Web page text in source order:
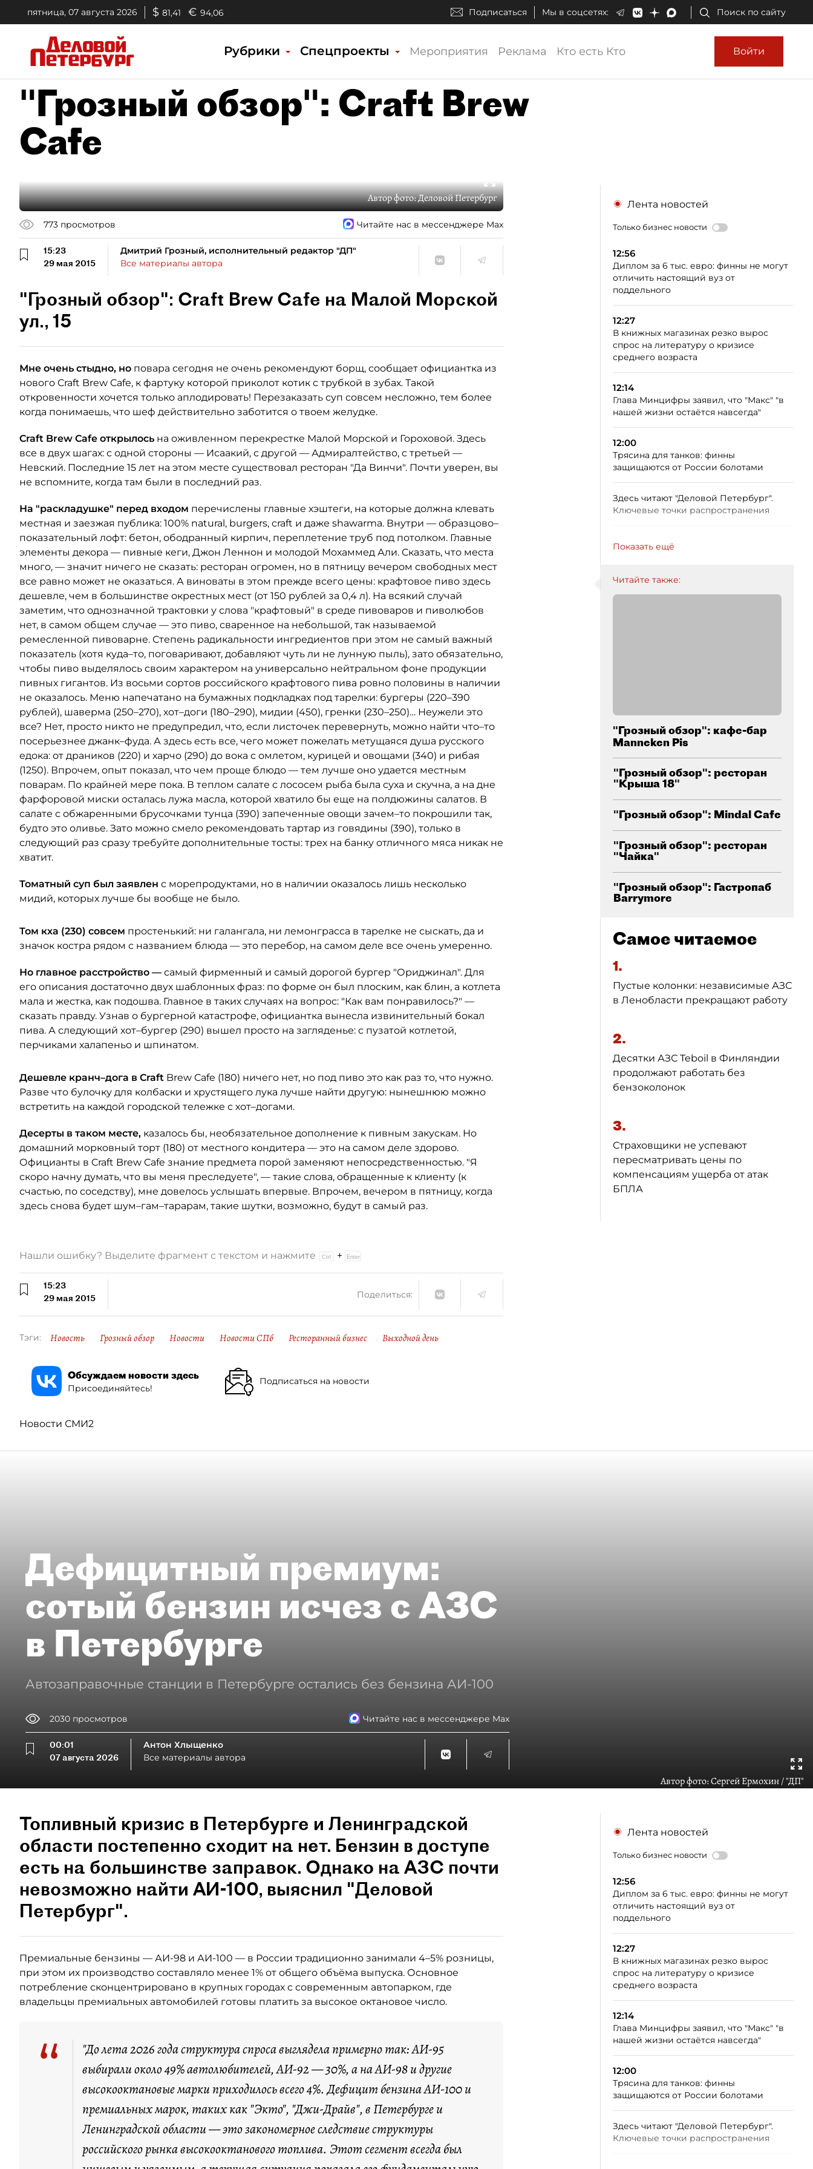
пятница, 07 августа 2026 $ 81,41 € 94,06 Подписаться Мы в соцсетях: Поиск по сайту
Рубрики Спецпроекты Мероприятия Реклама Кто есть Кто Войти
"Грозный обзор": Craft Brew
Cafe
Автор фото:Деловой Петербург
773 просмотров Читайте нас в мессенджере Max
15:23
29 мая 2015
Дмитрий Грозный, исполнительный редактор "ДП"
Все материалы автора
"Грозный обзор": Craft Brew Cafe на Малой Морской
ул., 15
Мне очень стыдно, но повара сегодня не очень рекомендуют борщ, сообщает официантка из
нового Craft Brew Cafe, к фартуку которой приколот котик с трубкой в зубах. Такой
откровенности хочется только аплодировать! Перезаказать суп совсем несложно, тем более
когда понимаешь, что шеф действительно заботится о твоем желудке.
Craft Brew Cafe открылось на оживленном перекрестке Малой Морской и Гороховой. Здесь
все в двух шагах: с одной стороны — Исаакий, с другой — Адмиралтейство, с третьей —
Невский. Последние 15 лет на этом месте существовал ресторан "Да Винчи". Почти уверен, вы
не вспомните, когда там были в последний раз.
На "раскладушке" перед входом перечислены главные хэштеги, на которые должна клевать
местная и заезжая публика: 100% natural, burgers, craft и даже shawarmа. Внутри — образцово–
показательный лофт: бетон, ободранный кирпич, переплетение труб под потолком. Главные
элементы декора — пивные кеги, Джон Леннон и молодой Мохаммед Али. Сказать, что места
много, — значит ничего не сказать: ресторан огромен, но в пятницу вечером свободных мест
все равно может не оказаться. А виноваты в этом прежде всего цены: крафтовое пиво здесь
дешевле, чем в большинстве окрестных мест (от 150 рублей за 0,4 л). На всякий случай
заметим, что однозначной трактовки у слова "крафтовый" в среде пивоваров и пиволюбов
нет, в самом общем случае — это пиво, сваренное на небольшой, так называемой
ремесленной пивоварне. Степень радикальности ингредиентов при этом не самый важный
показатель (хотя куда–то, поговаривают, добавляют чуть ли не лунную пыль), зато обязательно,
чтобы пиво выделялось своим характером на универсально нейтральном фоне продукции
пивных гигантов. Из восьми сортов российского крафтового пива ровно половины в наличии
не оказалось. Меню напечатано на бумажных подкладках под тарелки: бургеры (220–390
рублей), шаверма (250–270), хот–доги (180–290), мидии (450), гренки (230–250)… Неужели это
все? Нет, просто никто не предупредил, что, если листочек перевернуть, можно найти что–то
посерьезнее джанк–фуда. А здесь есть все, чего может пожелать метущаяся душа русского
едока: от драников (220) и харчо (290) до вока с омлетом, курицей и овощами (340) и рибая
(1250). Впрочем, опыт показал, что чем проще блюдо — тем лучше оно удается местным
поварам. По крайней мере пока. В теплом салате с лососем рыба была суха и скучна, а на дне
фарфоровой миски осталась лужа масла, которой хватило бы еще на полдюжины салатов. В
салате с обжаренными брусочками тунца (390) запеченные овощи зачем–то покрошили так,
будто это оливье. Зато можно смело рекомендовать тартар из говядины (390), только в
следующий раз сразу требуйте дополнительные тосты: трех на банку отличного мяса никак не
хватит.
Томатный суп был заявлен с морепродуктами, но в наличии оказалось лишь несколько
мидий, которых лучше бы вообще не было.
Том кха (230) совсем простенький: ни галангала, ни лемонграсса в тарелке не сыскать, да и
значок костра рядом с названием блюда — это перебор, на самом деле все очень умеренно.
Но главное расстройство — самый фирменный и самый дорогой бургер "Ориджинал". Для
его описания достаточно двух шаблонных фраз: по форме он был плоским, как блин, а котлета
мала и жестка, как подошва. Главное в таких случаях на вопрос: "Как вам понравилось?" —
сказать правду. Узнав о бургерной катастрофе, официантка вынесла извинительный бокал
пива. А следующий хот–бургер (290) вышел просто на загляденье: с пузатой котлетой,
перчиками халапеньо и шпинатом.
Дешевле кранч–дога в Craft Brew Cafe (180) ничего нет, но под пиво это как раз то, что нужно.
Разве что булочку для колбаски и хрустящего лука лучше найти другую: нынешнюю можно
встретить на каждой городской тележке с хот–догами.
Десерты в таком месте, казалось бы, необязательное дополнение к пивным закускам. Но
домашний морковный торт (180) от местного кондитера — это на самом деле здорово.
Официанты в Craft Brew Cafe знание предмета порой заменяют непосредственностью. "Я
скоро начну думать, что вы меня преследуете", — такие слова, обращенные к клиенту (к
счастью, по соседству), мне довелось услышать впервые. Впрочем, вечером в пятницу, когда
здесь снова будет шум–гам–тарарам, такие шутки, возможно, будут в самый раз.
Лента новостей
Только бизнес новости
12:56
Диплом за 6 тыс. евро: финны не могут
отличить настоящий вуз от
поддельного
12:27
В книжных магазинах резко вырос
спрос на литературу о кризисе
среднего возраста
12:14
Глава Минцифры заявил, что "Макс" "в
нашей жизни остаётся навсегда"
12:00
Трясина для танков: финны
защищаются от России болотами
Здесь читают "Деловой Петербург".
Ключевые точки распространения
Показать ещё
Читайте также:
"Грозный обзор": кафе-бар
Manneken Pis
"Грозный обзор": ресторан
"Крыша 18"
"Грозный обзор": Mindal Cafe
"Грозный обзор": ресторан
"Чайка"
"Грозный обзор": Гастропаб
Barrymore
Самое читаемое
1.
Пустые колонки: независимые АЗС
в Ленобласти прекращают работу
2.
Десятки АЗС Teboil в Финляндии
продолжают работать без
бензоколонок
3.
Страховщики не успевают
пересматривать цены по
компенсациям ущерба от атак
БПЛА
Нашли ошибку? Выделите фрагмент с текстом и нажмите +
15:23
29 мая 2015
Поделиться:
Тэги: Новость Грозный обзор Новости Новости СПб Ресторанный бизнес Выходной день
Обсуждаем новости здесь
Присоединяйтесь!
Подписаться на новости
Новости СМИ2
Дефицитный премиум:
сотый бензин исчез с АЗС
в Петербурге
Автозаправочные станции в Петербурге остались без бензина АИ-100
2030 просмотров Читайте нас в мессенджере Max
00:01
07 августа 2026
Антон Хлыщенко
Все материалы автора
Автор фото:Сергей Ермохин / "ДП"
Топливный кризис в Петербурге и Ленинградской
области постепенно сходит на нет. Бензин в доступе
есть на большинстве заправок. Однако на АЗС почти
невозможно найти АИ-100, выяснил "Деловой
Петербург".
Премиальные бензины — АИ-98 и АИ-100 — в России традиционно занимали 4–5% розницы,
при этом их производство составляло менее 1% от общего объёма выпуска. Основное
потребление сконцентрировано в крупных городах с современным автопарком, где
владельцы премиальных автомобилей готовы платить за высокое октановое число.
“
"До лета 2026 года структура спроса выглядела примерно так: АИ-95
выбирали около 49% автолюбителей, АИ-92 — 30%, а на АИ-98 и другие
высокооктановые марки приходилось всего 4%. Дефицит бензина АИ-100 и
премиальных марок, таких как "Экто", "Джи-Драйв", в Петербурге и
Ленинградской области — это закономерное следствие структуры
российского рынка высокооктанового топлива. Этот сегмент всегда был
Лента новостей
Только бизнес новости
12:56
Диплом за 6 тыс. евро: финны не могут
отличить настоящий вуз от
поддельного
12:27
В книжных магазинах резко вырос
спрос на литературу о кризисе
среднего возраста
12:14
Глава Минцифры заявил, что "Макс" "в
нашей жизни остаётся навсегда"
12:00
Трясина для танков: финны
защищаются от России болотами
Здесь читают "Деловой Петербург".
Ключевые точки распространения